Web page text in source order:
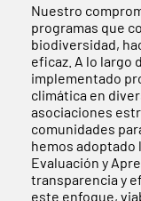
Nuestro
programas que
biodiversidad,
eficaz. A lo largo
implementado
climática en
asociaciones
comunidades
hemos adoptado
Evaluación y
transparencia y
este enfoque,